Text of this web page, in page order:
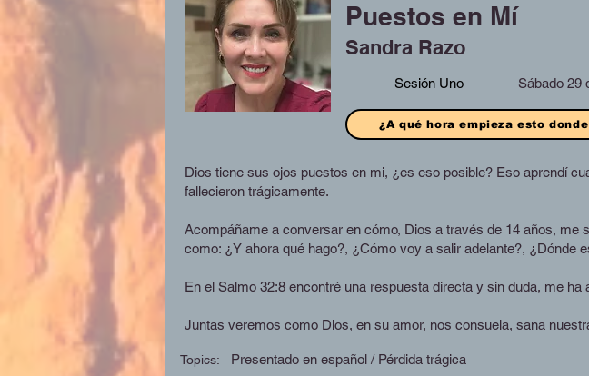
Puestos en Mí
Sandra Razo
Sesión Uno Sábado 29
¿A qué hora empieza esto
Dios tiene sus ojos puestos en mi, ¿es eso posible? Eso aprendí
fallecieron trágicamente.
Acompáñame a conversar en cómo, Dios a través de 14 años, me
como: ¿Y ahora qué hago?, ¿Cómo voy a salir adelante?, ¿Dónde
En el Salmo 32:8 encontré una respuesta directa y sin duda, me ha
Juntas veremos como Dios, en su amor, nos consuela, sana
Presentado en español / Pérdida trágica
Topics: